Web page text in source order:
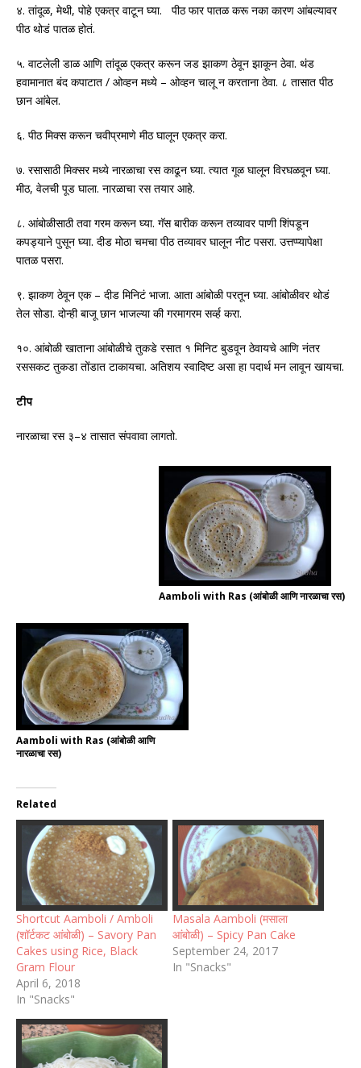
४. तांदूळ, मेथी, पोहे एकत्र वाटून घ्या.
पीठ फार पातळ करू नका कारण आंबल्यावर
पीठ थोडं पातळ होतं.
५. वाटलेली डाळ आणि तांदूळ एकत्र करून जड झाकण ठेवून झाकून ठेवा. थंड
हवामानात बंद कपाटात / ओव्हन मध्ये – ओव्हन चालू न करताना ठेवा. ८ तासात पीठ
छान आंबेल.
६. पीठ मिक्स करून चवीप्रमाणे मीठ घालून एकत्र करा.
७. रसासाठी मिक्सर मध्ये नारळाचा रस काढून घ्या. त्यात गूळ घालून विरघळवून घ्या.
मीठ, वेलची पूड घाला. नारळाचा रस तयार आहे.
८. आंबोळीसाठी तवा गरम करून घ्या. गॅस बारीक करून तव्यावर पाणी शिंपडून
कपड्याने पुसून घ्या. दीड मोठा चमचा पीठ तव्यावर घालून नीट पसरा. उत्तप्प्यापेक्षा
पातळ पसरा.
९. झाकण ठेवून एक – दीड मिनिटं भाजा. आता आंबोळी परतून घ्या. आंबोळीवर थोडं
तेल सोडा. दोन्ही बाजू छान भाजल्या की गरमागरम सर्व्ह करा.
१०. आंबोळी खाताना आंबोळीचे तुकडे रसात १ मिनिट बुडवून ठेवायचे आणि नंतर
रससकट तुकडा तोंडात टाकायचा. अतिशय स्वादिष्ट असा हा पदार्थ मन लावून खायचा.
टीप
नारळाचा रस ३–४ तासात संपवावा लागतो.
Aamboli with Ras (आंबोळी आणि नारळाचा रस)
Aamboli with Ras (आंबोळी आणि
नारळाचा रस)
Related
Shortcut Aamboli / Amboli
(शॉर्टकट आंबोळी) – Savory Pan
Cakes using Rice, Black
Gram Flour
April 6, 2018
In "Snacks"
Masala Aamboli (मसाला
आंबोळी) – Spicy Pan Cake
September 24, 2017
In "Snacks"